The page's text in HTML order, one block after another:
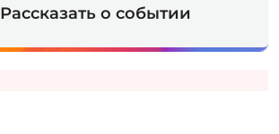
Рассказать о событии